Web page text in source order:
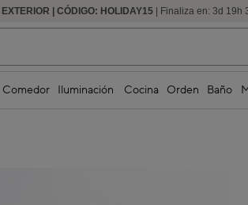
| CÓDIGO: HOLIDAY15 | Finaliza en: 3d 19 h
DE DESCUENTO | SEGUNDAS REBAJAS
Comedor Iluminación Cocina Orden Baño